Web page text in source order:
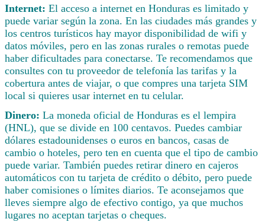
Internet: El acceso a internet en Honduras es limitado y
puede variar según la zona. En las ciudades más grandes y
los centros turísticos hay mayor disponibilidad de wifi y
datos móviles, pero en las zonas rurales o remotas puede
haber dificultades para conectarse. Te recomendamos que
consultes con tu proveedor de telefonía las tarifas y la
cobertura antes de viajar, o que compres una tarjeta SIM
local si quieres usar internet en tu celular.
Dinero: La moneda oficial de Honduras es el lempira
(HNL), que se divide en 100 centavos. Puedes cambiar
dólares estadounidenses o euros en bancos, casas de
cambio o hoteles, pero ten en cuenta que el tipo de cambio
puede variar. También puedes retirar dinero en cajeros
automáticos con tu tarjeta de crédito o débito, pero puede
haber comisiones o límites diarios. Te aconsejamos que
lleves siempre algo de efectivo contigo, ya que muchos
lugares no aceptan tarjetas o cheques.